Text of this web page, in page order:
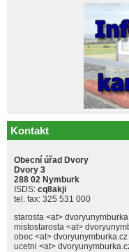
Kontakt
Obecní úřad Dvory
Dvory 3
288 02 Nymburk
ISDS: cq8akji
tel. fax: 325 531 000
starosta <at>
mistostarosta <at>
obec <at> dvoryunymburka.cz
ucetni <at>